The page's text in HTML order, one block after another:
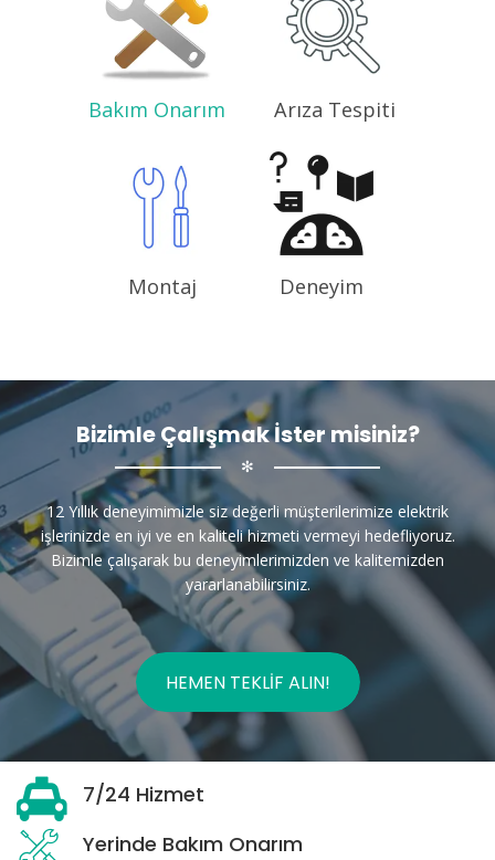
Bakım Onarım Arıza Tespiti
Montaj Deneyim
Bizimle Çalışmak İster misiniz?
✻
12 Yıllık deneyimimizle siz değerli müşterilerimize elektrik
işlerinizde en iyi ve en kaliteli hizmeti vermeyi hedefliyoruz.
Bizimle çalışarak bu deneyimlerimizden ve kalitemizden
yararlanabilirsiniz.
HEMEN TEKLIF ALIN!
7/24 Hizmet
Yerinde Bakım Onarım